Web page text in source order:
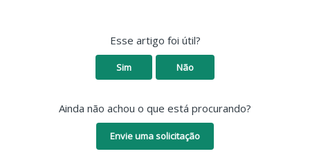
Esse artigo foi útil?
Sim Não
Ainda não achou o que está procurando?
Envie uma solicitação